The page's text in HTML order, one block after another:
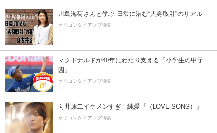
川島海荷さんと学ぶ 日常に潜む“人身取引”のリアル
オリコンタイアップ特集
マクドナルドが40年にわたり支える「小学生の甲子
園」
オリコンタイアップ特集
向井康二イケメンすぎ！純愛『（LOVE SONG）』
オリコンタイアップ特集